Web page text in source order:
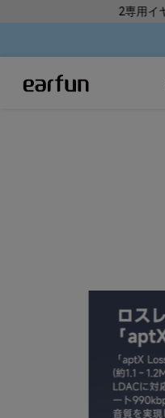
用イヤホンケース新登場！